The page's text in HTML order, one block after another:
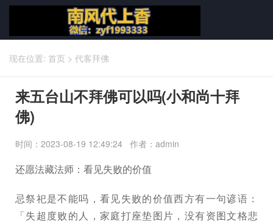
现在位置: 首页 > 代客拜佛
来五台山不拜佛可以吗(小和尚十拜
佛)
时间：2023-08-19 12:49:24 作者：admin
还愿法藏法师：看见失败的价值
忌祭祀是不能吗，看见失败的价值西方有一句谚语：
「失超度败的人，家庭打座垫图片，没有资图文格悲